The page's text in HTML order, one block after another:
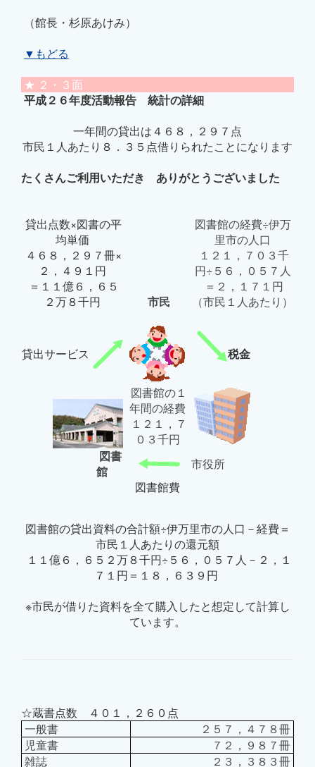
（館長・杉原あけみ）
▼もどる
★ ２・３面
平成２６年度活動報告 統計の詳細
一年間の貸出は４６８，２９７点
市民１人あたり８．３５点借りられたことになります
たくさんご利用いただき ありがとうございました
貸出点数×図書の平
均単価
４６８，２９７冊×
２，４９１円
＝１１億６，６５
２万８千円
市民
図書館の経費÷伊万
里市の人口
１２１，７０３千
円÷５６，０５７人
＝２，１７１円
（市民１人あたり）
貸出サービス 税金
図書館の１
年間の経費
１２１，７
０３千円
図書
館
市役所
図書館費
図書館の貸出資料の合計額÷伊万里市の人口－経費＝
市民１人あたりの還元額
１１億６，６５２万８千円÷５６，０５７人－２，１
７１円＝１８，６３９円
※市民が借りた資料を全て購入したと想定して計算し
ています。
☆蔵書点数 ４０１，２６０点
一般書
２５７，４７８冊
児童書
７２，９８７冊
雑誌
２３，３８３冊